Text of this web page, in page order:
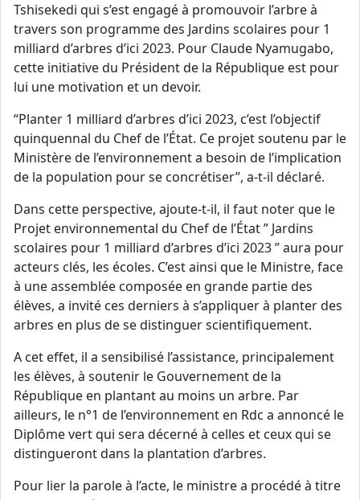
Tshisekedi qui s’est engagé à promouvoir l’arbre à
travers son programme des Jardins scolaires pour 1
milliard d’arbres d’ici 2023. Pour Claude Nyamugabo,
cette initiative du Président de la République est pour
lui une motivation et un devoir.
“Planter 1 milliard d’arbres d’ici 2023, c’est l’objectif
quinquennal du Chef de l’État. Ce projet soutenu par le
Ministère de l’environnement a besoin de l’implication
de la population pour se concrétiser”, a-t-il déclaré.
Dans cette perspective, ajoute-t-il, il faut noter que le
Projet environnemental du Chef de l’État ” Jardins
scolaires pour 1 milliard d’arbres d’ici 2023 ” aura pour
acteurs clés, les écoles. C’est ainsi que le Ministre, face
à une assemblée composée en grande partie des
élèves, a invité ces derniers à s’appliquer à planter des
arbres en plus de se distinguer scientifiquement.
A cet effet, il a sensibilisé l’assistance, principalement
les élèves, à soutenir le Gouvernement de la
République en plantant au moins un arbre. Par
ailleurs, le n°1 de l’environnement en Rdc a annoncé le
Diplôme vert qui sera décerné à celles et ceux qui se
distingueront dans la plantation d’arbres.
Pour lier la parole à l’acte, le ministre a procédé à titre